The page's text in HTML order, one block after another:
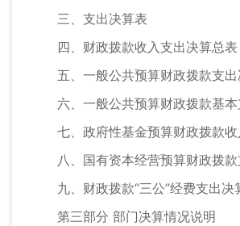
三、支出决算表
四、财政拨款收入支出决算总表
五、一般公共预算财政拨款支出
六、一般公共预算财政拨款基本
七、政府性基金预算财政拨款收
八、国有资本经营预算财政拨款
九、财政拨款“三公”经费支出决
第三部分 部门决算情况说明